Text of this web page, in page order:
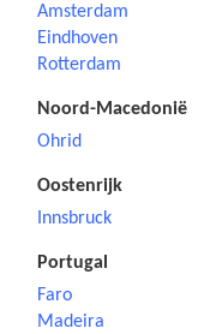
Amsterdam
Eindhoven
Rotterdam
Noord-Macedonië
Ohrid
Oostenrijk
Innsbruck
Portugal
Faro
Madeira